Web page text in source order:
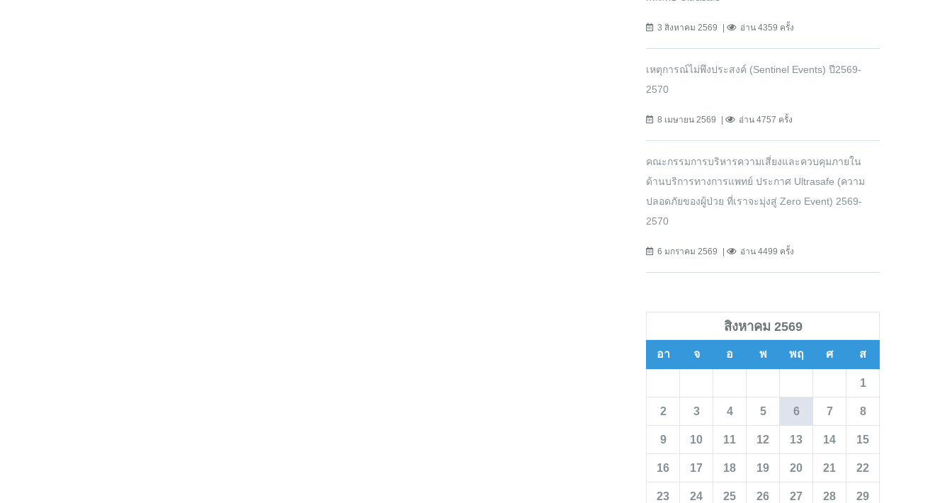
3 สิงหาคม 2569 อ่าน 4359 ครั้ง
เหตุการณ์ไม่พึงประสงค์ (Sentinel Events) ปี2569-
2570
8 เมษายน 2569 อ่าน 4757 ครั้ง
คณะกรรมการบริหารความเสี่ยงและควบคุมภายใน
ด้านบริการทางการแพทย์ ประกาศ Ultrasafe (ความ
ปลอดภัยของผู้ป่วย ที่เราจะมุ่งสู่ Zero Event) 2569-
2570
6 มกราคม 2569 อ่าน 4499 ครั้ง
สิงหาคม 2569
อา จ อ พ พฤ ศ ส
1
2 3 4 5 6 7 8
9 10 11 12 13 14 15
16 17 18 19 20 21 22
23 24 25 26 27 28 29